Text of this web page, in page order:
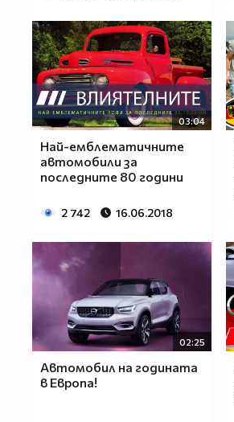
03:04
Най-емблематичните
автомобили за
последните 80 години
2 742 16.06.2018
02:25
Автомобил на годината
в Европа!